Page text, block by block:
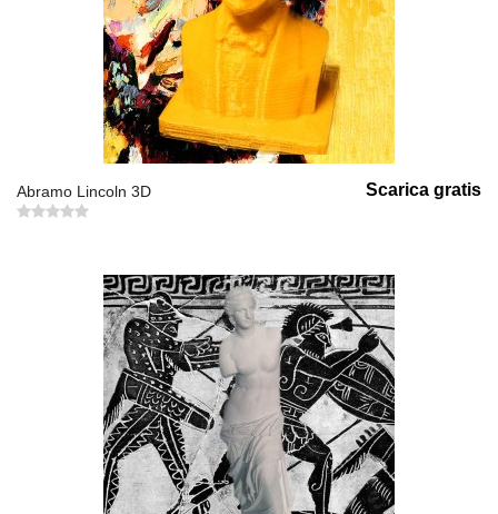
Abramo Lincoln 3D Scarica gratis